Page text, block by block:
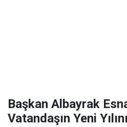
Başkan Albayrak
Vatandaşın Yeni